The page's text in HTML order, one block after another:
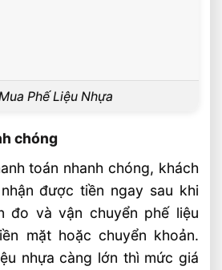
Phế Liệu Nhựa
chóng
toán nhanh chóng, khách
được tiền ngay sau khi
đo và vận chuyển phế liệu
mặt hoặc chuyển khoản.
nhựa càng lớn thì mức giá